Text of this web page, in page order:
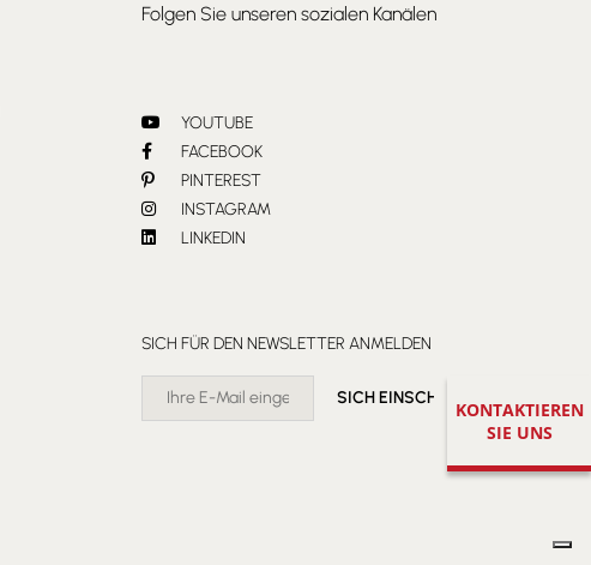
KONTAKTIEREN
SIE UNS
Folgen Sie unseren sozialen Kanälen
YOUTUBE
FACEBOOK
PINTEREST
INSTAGRAM
LINKEDIN
SICH FÜR DEN NEWSLETTER ANMELDEN